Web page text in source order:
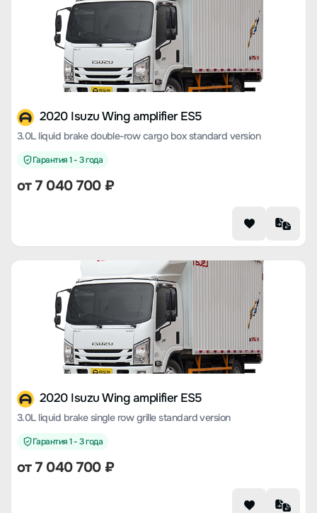
2020 Isuzu Wing amplifier ES5
3.0L liquid brake double-row cargo box standard version
Гарантия 1 - 3 года
от 7 040 700 ₽
2020 Isuzu Wing amplifier ES5
3.0L liquid brake single row grille standard version
Гарантия 1 - 3 года
от 7 040 700 ₽